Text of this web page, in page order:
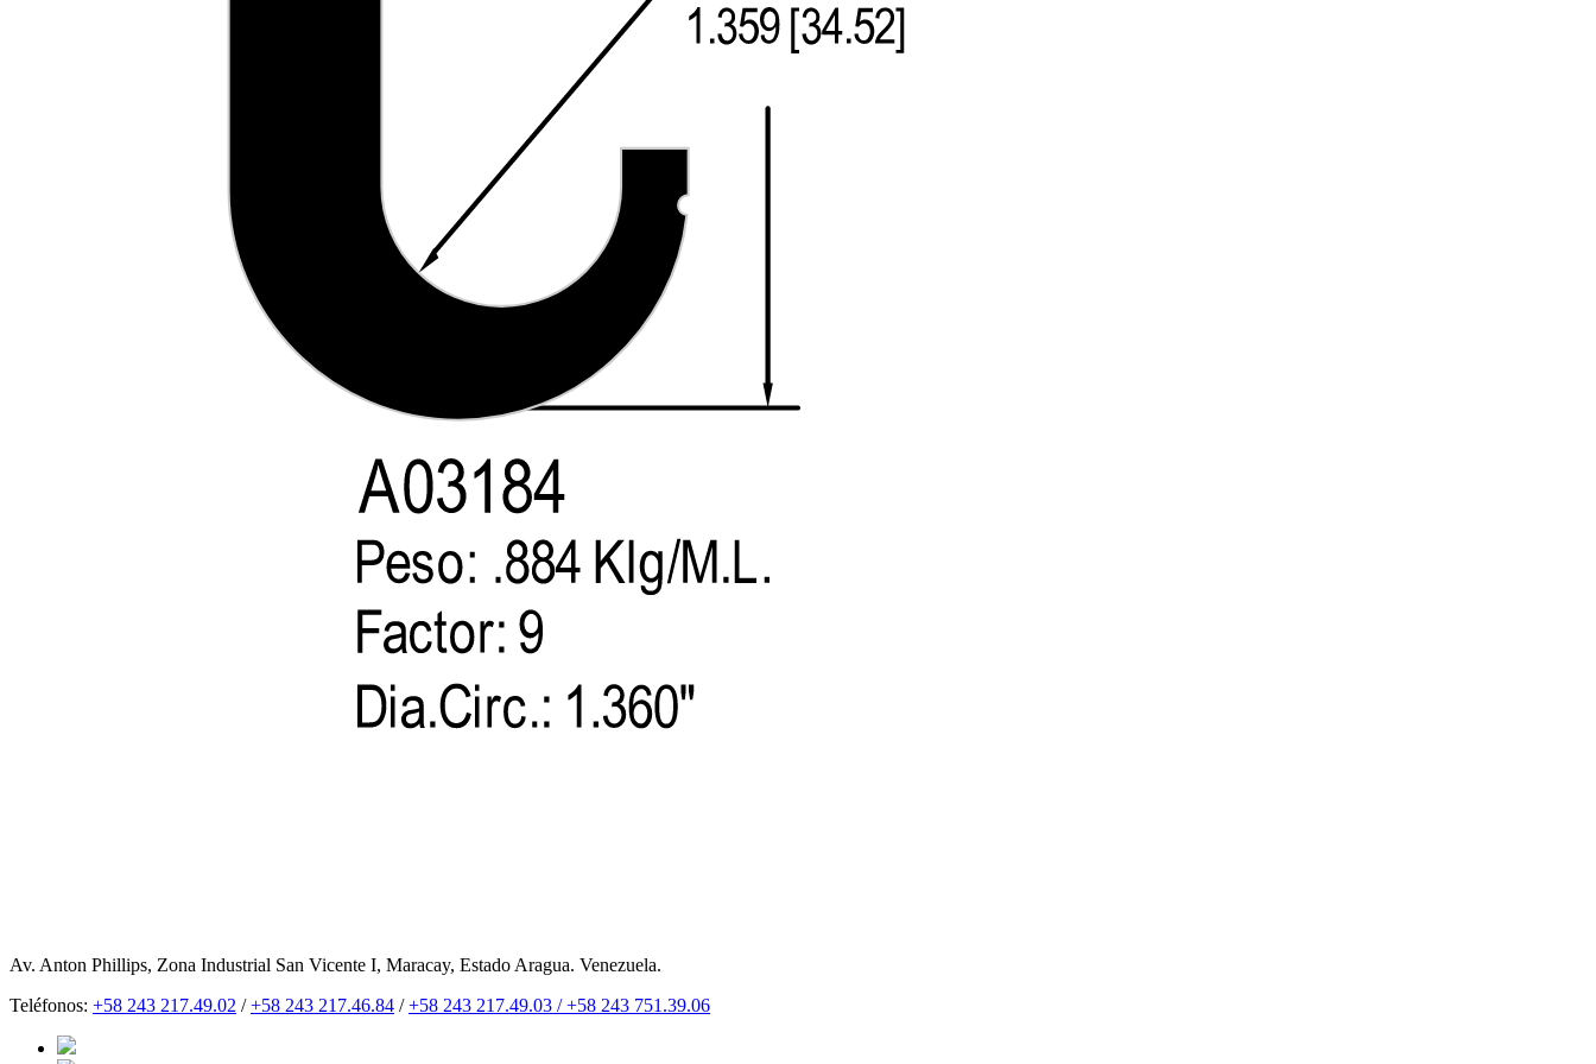
Av. Anton Phillips, Zona Industrial San Vicente I, Maracay, Estado Aragua. Venezuela.
Teléfonos: +58 243 217.49.02 /+58 243 217.46.84 /+58 243 217.49.03 /+58 243 751.39.06